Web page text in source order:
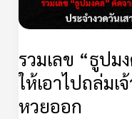
รวมเลข “ธูปม
ให้เอาไปถล่ม
หวยออก